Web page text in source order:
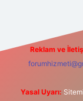
Reklam ve
Yasal Uyarı: